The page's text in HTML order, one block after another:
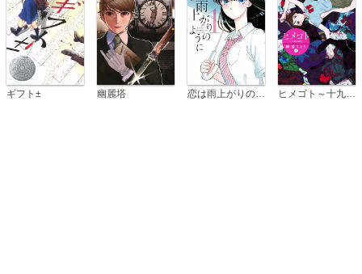
ギフト± 幽麗塔 ヒメゴト～十九歳の制服～